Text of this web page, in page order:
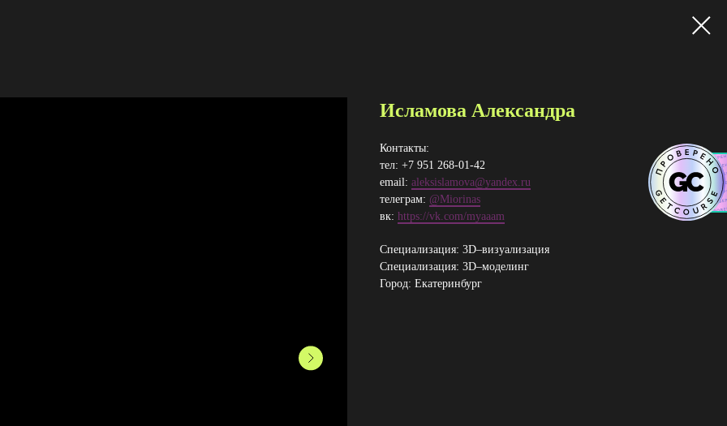
Исламова Александра
Контакты:
тел: +7 951 268-01-42
email: aleksislamova@yandex.ru
телеграм: @Miorinas
вк: https://vk.com/myaaam
Специализация: 3D–визуализация
Специализация: 3D–​моделинг
Город: Екатеринбург